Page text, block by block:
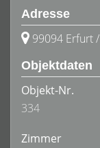
Adresse
99094 Erfurt
Objektdaten
Objekt-Nr.
334
Zimmer